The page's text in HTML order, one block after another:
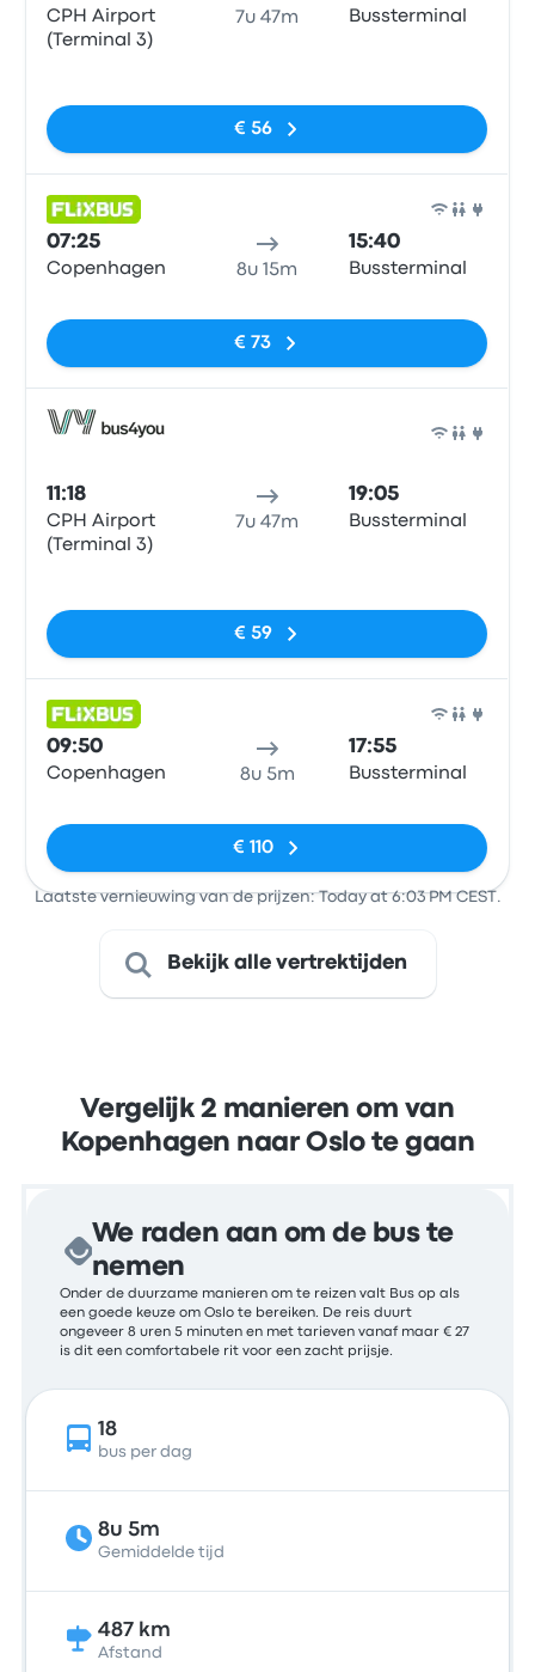
CPH Airport
(Terminal 3)
7u 47m Bussterminal
€ 56
07:25
Copenhagen 8u 15m
15:40
Bussterminal
€ 73
11:18
CPH Airport
(Terminal 3)
7u 47m
19:05
Bussterminal
€ 59
09:50
Copenhagen 8u 5m
17:55
Bussterminal
€ 110
Laatste vernieuwing van de prijzen: Today at 6:03 PM CEST.
Bekijk alle vertrektijden
Vergelijk 2 manieren om van
Kopenhagen naar Oslo te gaan
We raden aan om de bus te
nemen
Onder de duurzame manieren om te reizen valt Bus op als
een goede keuze om Oslo te bereiken. De reis duurt
ongeveer 8 uren 5 minuten en met tarieven vanaf maar € 27
is dit een comfortabele rit voor een zacht prijsje.
18
bus per dag
8u 5m
Gemiddelde tijd
487 km
Afstand